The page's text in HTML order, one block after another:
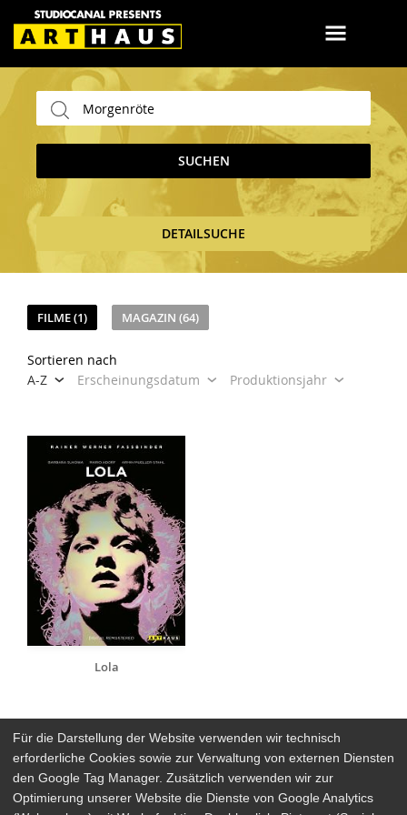
SUCHEN
DETAILSUCHE
FILME (1) MAGAZIN (64)
Sortieren nach
A-Z
Erscheinungsdatum Produktionsjahr
Lola
Arthaus Stores
Für die Darstellung der Website verwenden wir technisch
erforderliche Cookies sowie zur Verwaltung von externen Diensten
den Google Tag Manager. Zusätzlich verwenden wir zur
Optimierung unserer Website die Dienste von Google Analytics